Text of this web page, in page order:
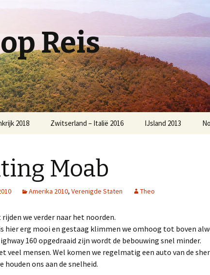
Reis
2018 Zwitserland – Italië 2016 IJsland 2013
Moab
Amerika 2010, Verenigde Staten Theo
we verder naar het noorden.
hier erg mooi en gestaag klimmen we omhoog tot boven
160 opgedraaid zijn wordt de bebouwing snel minder.
veel mensen. Wel komen we regelmatig een auto van de
houden ons aan de snelheid.